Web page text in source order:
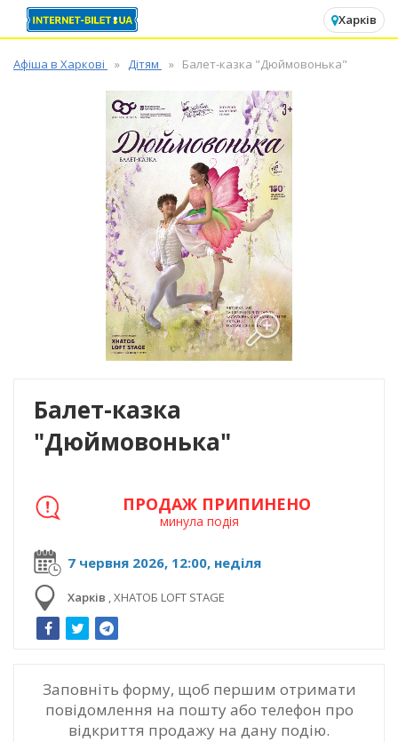
Харків
Афіша в Харкові Дітям Балет-казка "Дюймовонька"
Балет-казка
"Дюймовонька"
7 червня 2026, 12:00, неділя
Харків ,ХНАТОБ LOFT STAGE
ПРОДАЖ ПРИПИНЕНО
минула подія
Заповніть форму, щоб першим отримати
повідомлення на пошту або телефон про
відкриття продажу на дану подію.